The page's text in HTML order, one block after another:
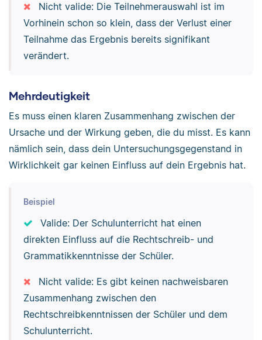
Nicht valide: Die Teilnehmerauswahl ist im
Vorhinein schon so klein, dass der Verlust einer
Teilnahme das Ergebnis bereits signifikant
verändert.
Mehrdeutigkeit
Es muss einen klaren Zusammenhang zwischen der
Ursache und der Wirkung geben, die du misst. Es kann
nämlich sein, dass dein Untersuchungsgegenstand in
Wirklichkeit gar keinen Einfluss auf dein Ergebnis hat.
Beispiel
Valide: Der Schulunterricht hat einen
direkten Einfluss auf die Rechtschreib- und
Grammatikkenntnisse der Schüler.
Nicht valide: Es gibt keinen nachweisbaren
Zusammenhang zwischen den
Rechtschreibkenntnissen der Schüler und dem
Schulunterricht.